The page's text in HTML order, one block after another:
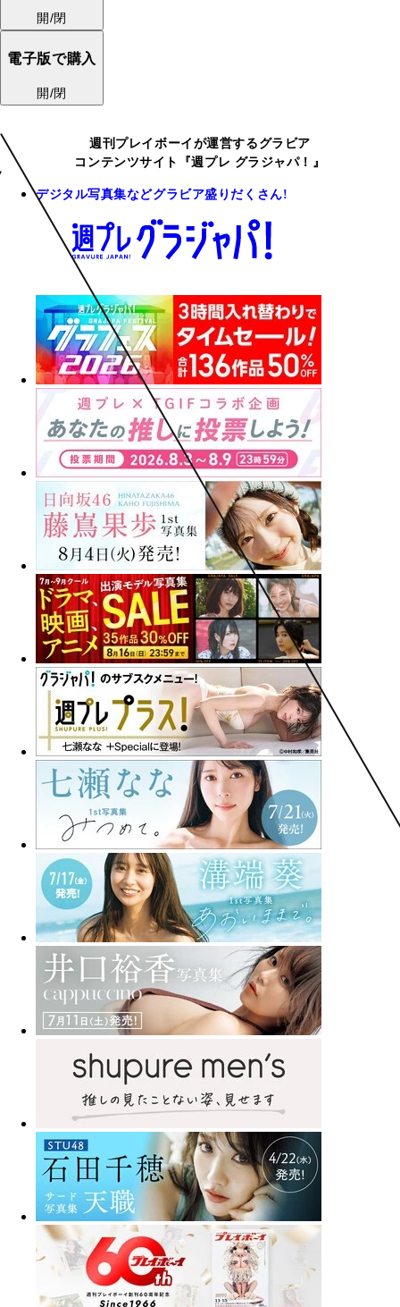
開/閉
電子版で購入
開/閉
週刊プレイボーイが運営するグラビア
コンテンツサイト『週プレ グラジャパ！』
デジタル写真集などグラビア盛りだくさん!